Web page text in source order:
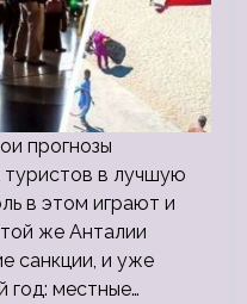
прогнозы
туристов в лучшую
в этом играют и
же Анталии
санкции, и уже
год: местные…